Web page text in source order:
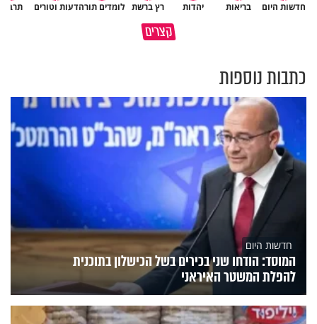
חדשות היום בריאות יהדות רץ ברשת לומדים תורהדעות וטורים
קצרים
תשתמש באהבה של השם לטובתך
פותחים פתח קטן - ומקבלים
כתבות נוספות
חדשות היום
המוסד: הודחו שני בכירים בשל הכישלון בתוכנית
להפלת המשטר האיראני